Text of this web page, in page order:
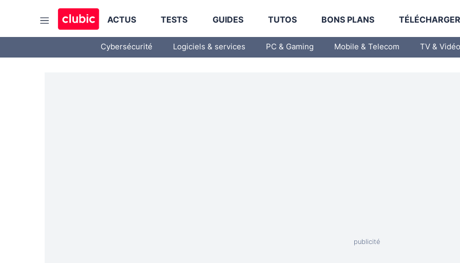
ACTUS TESTS GUIDES TUTOS BONS PLANS
Cybersécurité Logiciels & services PC & Gaming Mobile & Telecom TV & Vidéo